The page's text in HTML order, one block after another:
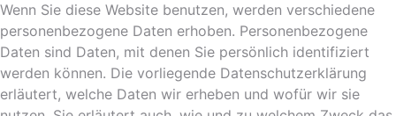
Wenn Sie diese Website benutzen, werden verschiedene
personenbezogene Daten erhoben. Personenbezogene
Daten sind Daten, mit denen Sie persönlich identifiziert
werden können. Die vorliegende Datenschutzerklärung
erläutert, welche Daten wir erheben und wofür wir sie